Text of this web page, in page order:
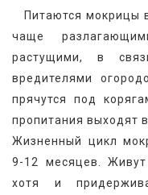
Питаются мокрицы
чаще
растущими, в
вредителями
прячутся под
пропитания выходят
Жизненный цикл
9-12 месяцев.
хотя и